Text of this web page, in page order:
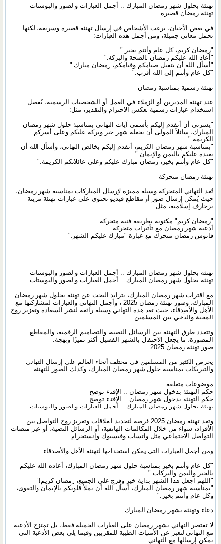
تهنئة بحلول شهر رمضان المبارك .. أجمل العبارات والصور والبوستات
تهنئة رمضان قصيرة
في بعض الأحيان، يرغب الأشخاص في إرسال تهنئة قصيرة وسريعة، لكنها
تحمل معاني جميلة، ومن أجمل هذه العبارات:
"رمضان كريم، كل عام وأنتم بخير."
"أعاد الله عليكم رمضان بالصحة والبركة."
"أسأل الله أن يتقبل صيامكم وقيامكم، رمضان مبارك."
"كل عام وأنتم إلى الله أقرب."
تهنئة رسمية بمناسبة رمضان
عند تهنئة المديرين أو الزملاء في العمل أو الشخصيات الرسمية، يُفضل
استخدام عبارات رسمية تعكس الاحترام والتقدير، مثل:
"يسرني أن أتقدم إليكم بأسمى آيات التهاني بمناسبة حلول شهر رمضان
المبارك، سائلاً المولى أن يجعله شهر خير وبركة عليكم وعلى أسركم
الكريمة."
"بمناسبة شهر رمضان الكريم، أتقدم إليكم بخالص التهاني، وأسأل الله أن
يعيده عليكم باليمن والإيمان."
"كل عام وأنتم بخير، رمضان مبارك عليكم وعلى عائلاتكم الكريمة."
تهنئة رمضان متحركة
تُعد التهاني المتحركة وسيلة مميزة لإرسال المباركات بمناسبة شهر رمضان،
حيث يُمكن إرسال صور أو مقاطع فيديو تحتوي على عبارات تهنئة مزينة
بزخارف إسلامية، مثل:
"رمضان كريم" مكتوبة بطريقة فنية متحركة.
أدعية شهر رمضان مع تأثيرات متحركة.
فانوس رمضان متحرك مع عبارة "مبارك عليكم الشهر."
تهنئة بحلول شهر رمضان المبارك .. أجمل العبارات والصور والبوستات
تهنئة بحلول شهر رمضان المبارك .. أجمل العبارات والصور والبوستات
مع اقتراب شهر رمضان المبارك، يتزايد البحث عن تهنئة بحلول شهر رمضان
المبارك، وصور تهنئة رمضان 2025 ، وأجمل التهاني والعبارات لمشاركتها مع
الأهل والأصدقاء، حيث تعد هذه التهاني وسيلة رائعة لنشر السعادة وتعزيز روح
المحبة والتآخي بين المسلمين.
وتتعدد طرق التهنئة بين الرسائل النصية، والتصاميم الرقمية، والمقاطع
المصورة، ما يجعل الاحتفال بالشهر الفضيل أكثر تميزًا وبهجة.
صور تهنئة رمضان 2025
يحرص الكثير من المسلمين في مختلف أنحاء العالم على إرسال التهاني
والتبريكات بمناسبة حلول شهر رمضان المبارك، وكذلك الصور للتهنئة.
موضوعات متعلقة:
حكم التهنئة بدخول شهر رمضان .. الإفتاء توضح
حكم التهنئة بدخول شهر رمضان .. الإفتاء توضح
تهنئة بحلول شهر رمضان المبارك .. أجمل العبارات والصور والبوستات
وتعد تهنئة رمضان 2025 فرصة لتجديد العلاقات وتعزيز روح التواصل بين
الأفراد، سواء من خلال المكالمات الهاتفية، أو الرسائل النصية، أو عبر منصات
التواصل الاجتماعي مثل واتساب وفيسبوك وإنستجرام.
ومن أجمل العبارات التي يمكن استخدامها لتهنئة الأهل والأصدقاء:
"كل عام وأنتم بخير بمناسبة حلول شهر رمضان المبارك، أعاده الله عليكم
بالخير واليمن والبركات."
"اللهم اجعل هذا الشهر بداية خير وفرج على الجميع، رمضان كريم!"
"بمناسبة شهر رمضان المبارك، أسأل الله أن يملأ قلوبكم بالإيمان والتقوى،
وكل عام وأنتم بخير."
دعاء وتهنئة بشهر رمضان المبارك
لا تقتصر التهاني بشهر رمضان على العبارات الجميلة فقط، بل تمتزج الأدعية
مع التهاني لتعبر عن الأمنيات الطيبة للمقربين وفيما يلي بعض الأدعية التي
يمكن إرسالها مع التهاني: